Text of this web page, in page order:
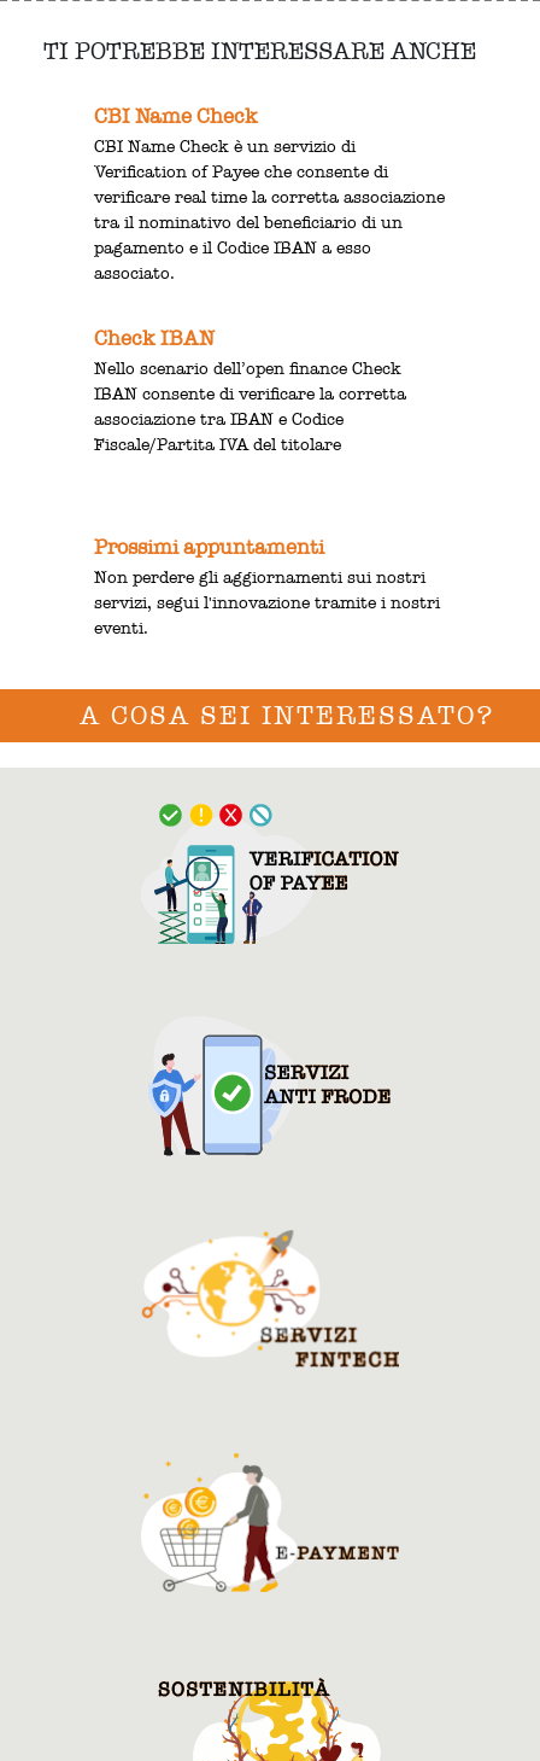
TI POTREBBE INTERESSARE ANCHE
CBI Name Check
CBI Name Check è un servizio di
Verification of Payee che consente di
verificare real time la corretta associazione
tra il nominativo del beneficiario di un
pagamento e il Codice IBAN a esso
associato.
Check IBAN
Nello scenario dell’open finance Check
IBAN consente di verificare la corretta
associazione tra IBAN e Codice
Fiscale/Partita IVA del titolare
Prossimi appuntamenti
Non perdere gli aggiornamenti sui nostri
servizi, segui l'innovazione tramite i nostri
eventi.
A COSA SEI INTERESSATO?